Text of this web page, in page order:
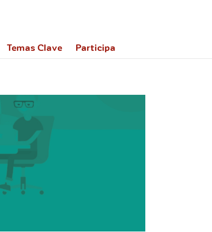
Temas Clave Participa